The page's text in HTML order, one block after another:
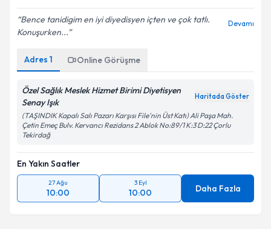
Bence tanidigim en iyi diyedisyen içten ve çok tatlı.
Konuşurken...
Devamı
Adres 1 Online Görüşme
Özel Sağlık Meslek Hizmet Birimi Diyetisyen
Senay Işık
Haritada Göster
(TAŞINDIK Kapalı Salı Pazarı Karşısı File'nin Üst Katı) Ali Paşa Mah.
Çetin Emeç Bulv. Kervancı Rezidans 2 Ablok No:89/1 K:3 D:22 Çorlu
Tekirdağ
En Yakın Saatler
27 Ağu
10:00
3 Eyl
10:00 Daha Fazla